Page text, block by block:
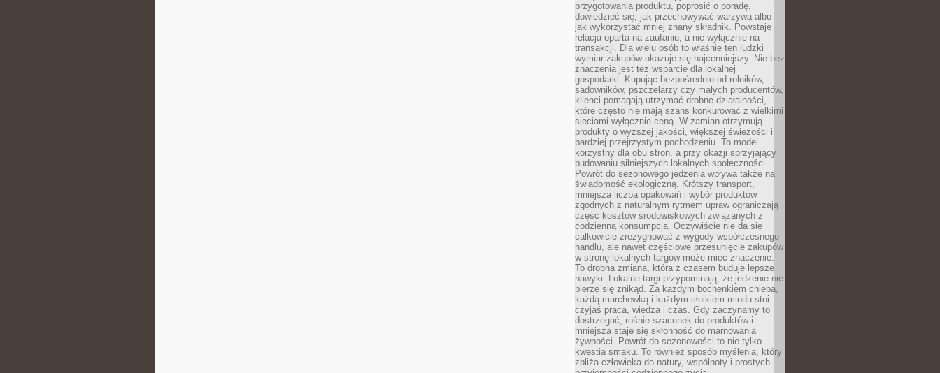
przygotowania produktu, poprosić o poradę,
dowiedzieć się, jak przechowywać warzywa albo
jak wykorzystać mniej znany składnik. Powstaje
relacja oparta na zaufaniu, a nie wyłącznie na
transakcji. Dla wielu osób to właśnie ten ludzki
wymiar zakupów okazuje się najcenniejszy. Nie bez
znaczenia jest też wsparcie dla lokalnej
gospodarki. Kupując bezpośrednio od rolników,
sadowników, pszczelarzy czy małych producentów,
klienci pomagają utrzymać drobne działalności,
które często nie mają szans konkurować z wielkimi
sieciami wyłącznie ceną. W zamian otrzymują
produkty o wyższej jakości, większej świeżości i
bardziej przejrzystym pochodzeniu. To model
korzystny dla obu stron, a przy okazji sprzyjający
budowaniu silniejszych lokalnych społeczności.
Powrót do sezonowego jedzenia wpływa także na
świadomość ekologiczną. Krótszy transport,
mniejsza liczba opakowań i wybór produktów
zgodnych z naturalnym rytmem upraw ograniczają
część kosztów środowiskowych związanych z
codzienną konsumpcją. Oczywiście nie da się
całkowicie zrezygnować z wygody współczesnego
handlu, ale nawet częściowe przesunięcie zakupów
w stronę lokalnych targów może mieć znaczenie.
To drobna zmiana, która z czasem buduje lepsze
nawyki. Lokalne targi przypominają, że jedzenie nie
bierze się znikąd. Za każdym bochenkiem chleba,
każdą marchewką i każdym słoikiem miodu stoi
czyjaś praca, wiedza i czas. Gdy zaczynamy to
dostrzegać, rośnie szacunek do produktów i
mniejsza staje się skłonność do marnowania
żywności. Powrót do sezonowości to nie tylko
kwestia smaku. To również sposób myślenia, który
zbliża człowieka do natury, wspólnoty i prostych